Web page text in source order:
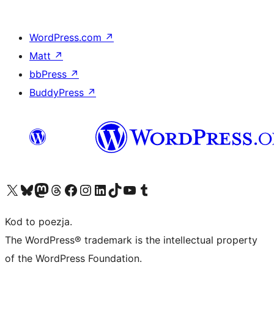
WordPress.com ↗
Matt ↗
bbPress ↗
BuddyPress ↗
Odwiedź nasze konto X (dawniej Twitter)
Odwiedź nasze konto Bluesky
Odwiedź nasze konto na Mastodoncie
Odwiedź naszego Threadsa
Odwiedź naszego Facebooka
Odwiedź nasze konto na Instagramie
Odwiedź nasze konto na LinkedIn
Odwiedź naszego TikToka
Odwiedź nasz kanał YouTube
Odwiedź naszego Tumblra
Kod to poezja.
The WordPress® trademark is the intellectual property
of the WordPress Foundation.